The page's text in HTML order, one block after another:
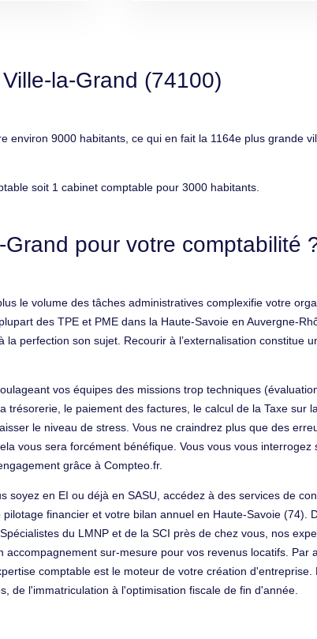
la-Grand (74100)
environ 9000 habitants, ce qui en fait la 1164e plus grande
soit 1 cabinet comptable pour 3000 habitants.
pour votre comptabilité
le volume des tâches administratives complexifie votre
des TPE et PME dans la Haute-Savoie en Auvergne-
perfection son sujet. Recourir à l’externalisation constitue
vos équipes des missions trop techniques
le paiement des factures, le calcul de la Taxe sur
le niveau de stress. Vous ne craindrez plus que des
vous sera forcément bénéfique. Vous vous vous interrogez
grâce à Compteo.fr.
en EI ou déjà en SASU, accédez à des services de
financier et votre bilan annuel en Haute-Savoie (74).
du LMNP et de la SCI près de chez vous, nos
sur-mesure pour vos revenus locatifs. Par
comptable est le moteur de votre création d'entreprise.
de l'immatriculation à l'optimisation fiscale de fin d'année.